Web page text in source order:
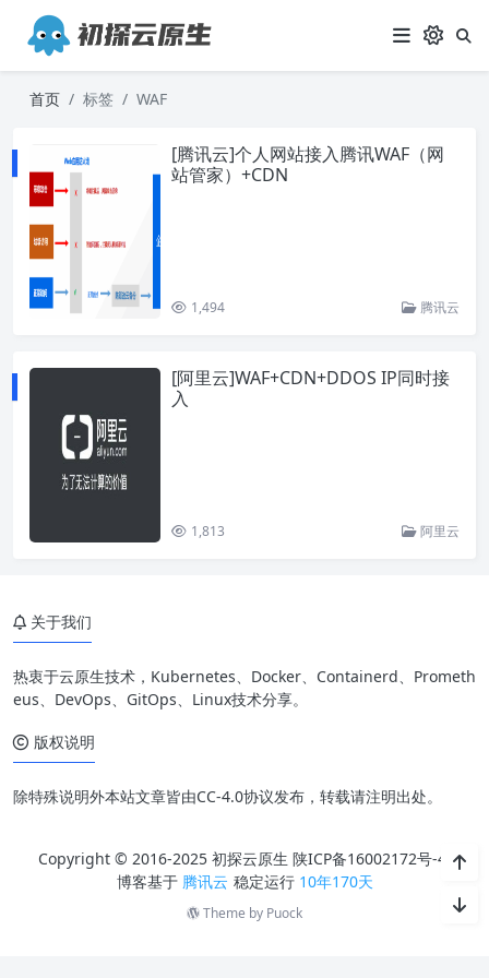
首页 标签 WAF
[腾讯云]个人网站接入腾讯WAF（网
站管家）+CDN
1,494 腾讯云
[阿里云]WAF+CDN+DDOS IP同时接
入
1,813 阿里云
关于我们
热衷于云原生技术，Kubernetes、Docker、Containerd、Prometh
eus、DevOps、GitOps、Linux技术分享。
版权说明
除特殊说明外本站文章皆由CC-4.0协议发布，转载请注明出处。
Copyright © 2016-2025 初探云原生 陕ICP备16002172号-4
博客基于 腾讯云 稳定运行10年170天
Theme by Puock